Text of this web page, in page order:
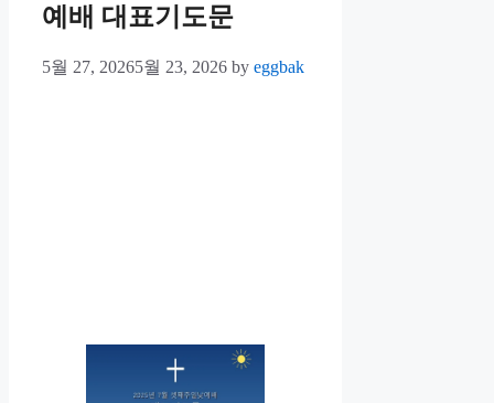
예배 대표기도문
5월 27, 20265월 23, 2026 by eggbak